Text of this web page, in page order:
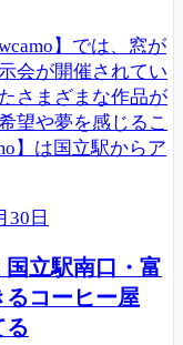
】では、窓が
会が開催されてい
さまざまな作品が
望や夢を感じるこ
】は国立駅からア
30日
国立駅南口・富
コーヒー屋
る